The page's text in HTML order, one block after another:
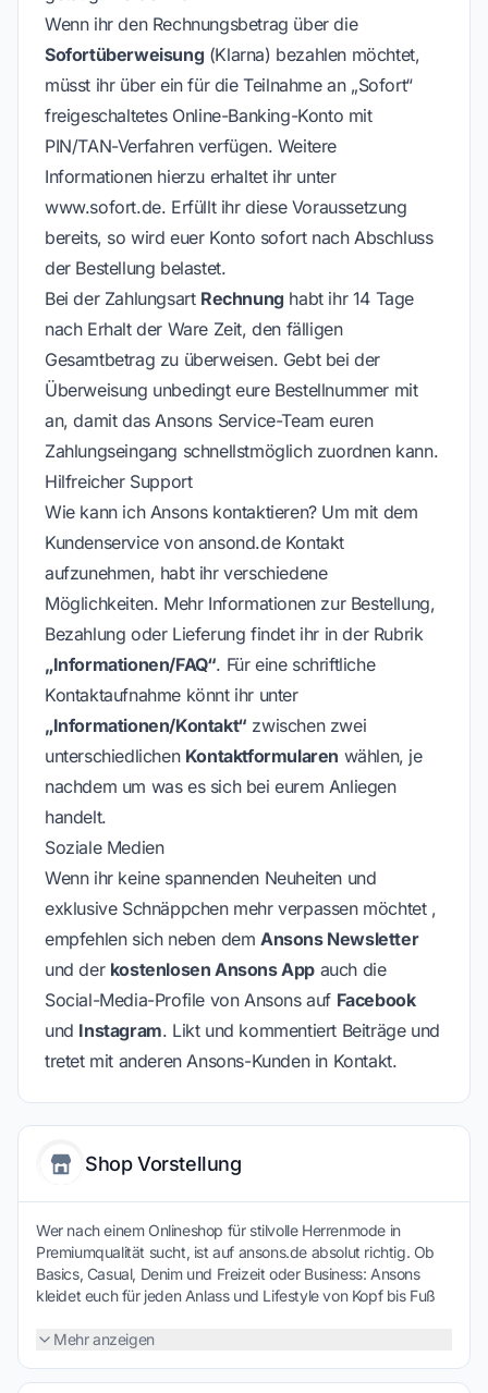
Wenn ihr den Rechnungsbetrag über die
Sofortüberweisung (Klarna) bezahlen möchtet,
müsst ihr über ein für die Teilnahme an „Sofort“
freigeschaltetes Online-Banking-Konto mit
PIN/TAN-Verfahren verfügen. Weitere
Informationen hierzu erhaltet ihr unter
www.sofort.de. Erfüllt ihr diese Voraussetzung
bereits, so wird euer Konto sofort nach Abschluss
der Bestellung belastet.
Bei der Zahlungsart Rechnung habt ihr 14 Tage
nach Erhalt der Ware Zeit, den fälligen
Gesamtbetrag zu überweisen. Gebt bei der
Überweisung unbedingt eure Bestellnummer mit
an, damit das Ansons Service-Team euren
Zahlungseingang schnellstmöglich zuordnen kann.
Hilfreicher Support
Wie kann ich Ansons kontaktieren? Um mit dem
Kundenservice von ansond.de Kontakt
aufzunehmen, habt ihr verschiedene
Möglichkeiten. Mehr Informationen zur Bestellung,
Bezahlung oder Lieferung findet ihr in der Rubrik
„Informationen/FAQ“. Für eine schriftliche
Kontaktaufnahme könnt ihr unter
„Informationen/Kontakt“ zwischen zwei
unterschiedlichen Kontaktformularen wählen, je
nachdem um was es sich bei eurem Anliegen
handelt.
Soziale Medien
Wenn ihr keine spannenden Neuheiten und
exklusive Schnäppchen mehr verpassen möchtet ,
empfehlen sich neben demAnsons Newsletter
und der kostenlosen Ansons App auch die
Social-Media-Profile von Ansons auf Facebook
und Instagram. Likt und kommentiert Beiträge und
tretet mit anderen Ansons-Kunden in Kontakt.
Shop Vorstellung
Wer nach einem Onlineshop für stilvolle Herrenmode in
Premiumqualität sucht, ist auf ansons.de absolut richtig. Ob
Basics, Casual, Denim und Freizeit oder Business: Ansons
kleidet euch für jeden Anlass und Lifestyle von Kopf bis Fuß
Profitiert vom Sale und kostenlosem Versand ohne
Ansons Gutscheinen.
Mehr anzeigen